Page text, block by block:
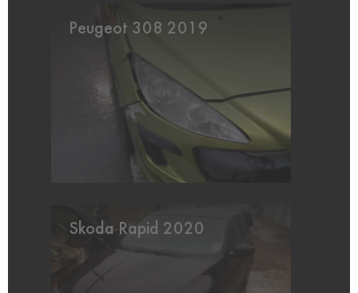
Peugeot 308 2019
Skoda Rapid 2020